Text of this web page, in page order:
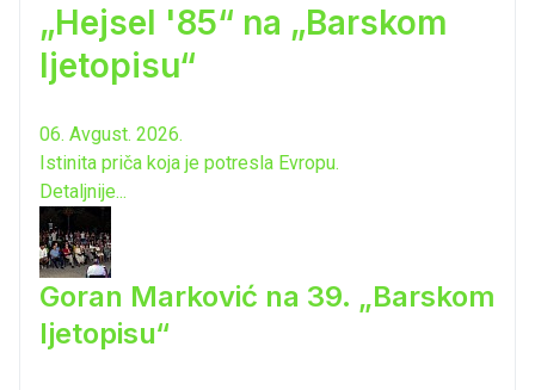
„Hejsel '85“ na „Barskom
ljetopisu“
06. Avgust. 2026.
Istinita priča koja je potresla Evropu.
Detaljnije...
Goran Marković na 39. „Barskom
ljetopisu“